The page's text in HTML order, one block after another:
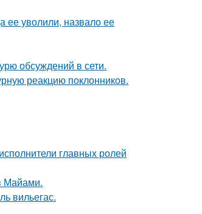
ее уволили, назвало ее
обсуждений в сети.
реакцию поклонников.
главных ролей
Майами.
вильегас.